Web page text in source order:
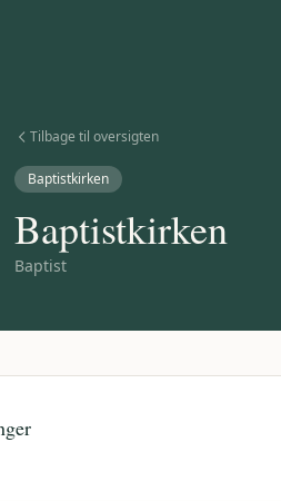
Tilbage til oversigten
Baptistkirken
Baptistkirken
Baptist